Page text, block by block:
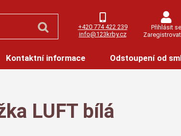
+420 774 422 239
info@123krby.cz
Přihlásit se
Kontaktní informace Odstoupení od
LUFT bílá